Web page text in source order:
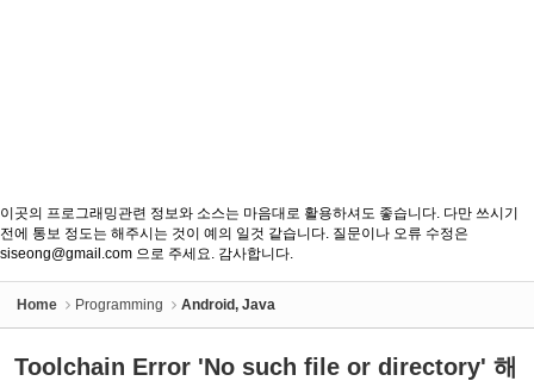
이곳의 프로그래밍관련 정보와 소스는 마음대로 활용하셔도 좋습니다. 다만 쓰시기
전에 통보 정도는 해주시는 것이 예의 일것 같습니다. 질문이나 오류 수정은
siseong@gmail.com 으로 주세요. 감사합니다.
Home Programming Android, Java
Toolchain Error 'No such file or directory' 해